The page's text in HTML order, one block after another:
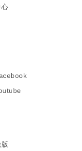
如您對於課程有疑問，可至
官方臉書